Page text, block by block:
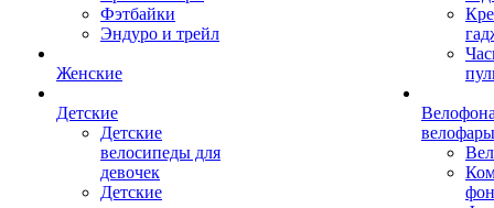
Фэтбайки
Эндуро и трейл
Женские
Детские
Детские
велосипеды для
девочек
Детские
велофары